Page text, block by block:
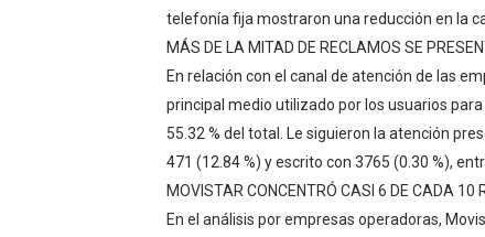
telefonía fija mostraron una reducción en la
MÁS DE LA MITAD DE RECLAMOS SE
En relación con el canal de atención de las
principal medio utilizado por los usuarios
55.32 % del total. Le siguieron la atención
471 (12.84 %) y escrito con 3765 (0.30 %),
MOVISTAR CONCENTRÓ CASI 6 DE CADA 10
En el análisis por empresas operadoras,